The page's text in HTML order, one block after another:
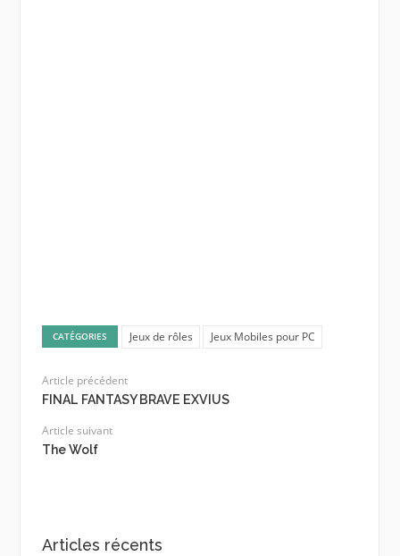
CATÉGORIES Jeux de rôles Jeux Mobiles pour PC
Article précédent
FINAL FANTASY BRAVE EXVIUS
Article suivant
The Wolf
Articles récents